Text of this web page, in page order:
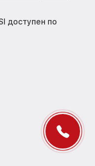
доступен по